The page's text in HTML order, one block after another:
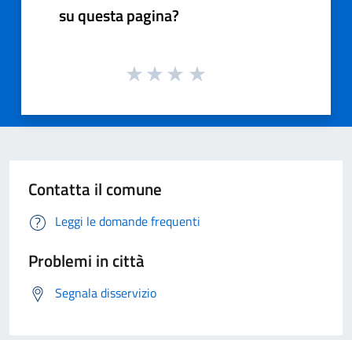
su questa pagina?
Contatta il comune
Leggi le domande frequenti
Problemi in città
Segnala disservizio